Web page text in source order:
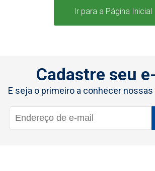
Ir para a Página Inicial
Cadastre seu
E seja o primeiro a conhecer